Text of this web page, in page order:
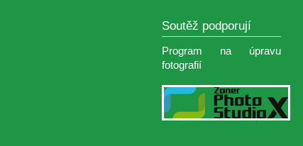
Soutěž podporují
Program na úpravu
fotografií